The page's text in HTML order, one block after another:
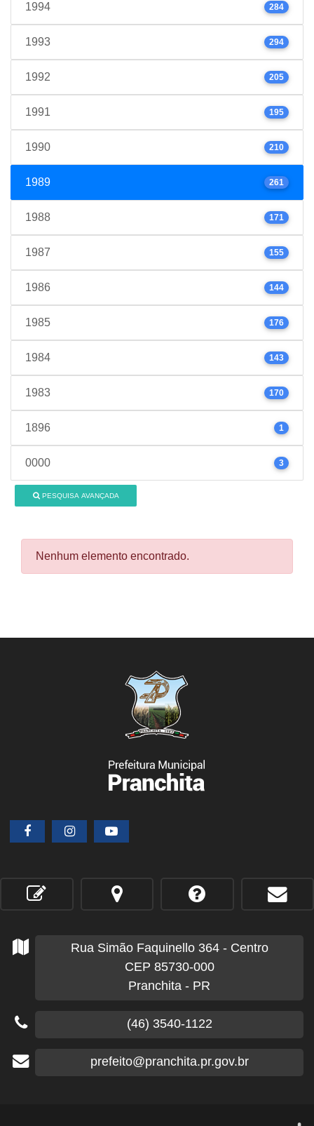
1994 284
1993 294
1992 205
1991 195
1990 210
1989 261
1988 171
1987 155
1986 144
1985 176
1984 143
1983 170
1896 1
0000 3
PESQUISA AVANÇADA
Nenhum elemento encontrado.
Rua Simão Faquinello 364 - Centro
CEP 85730-000
Pranchita - PR
(46) 3540-1122
prefeito@pranchita.pr.gov.br